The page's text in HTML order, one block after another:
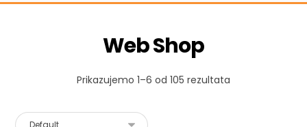
Web Shop
Prikazujemo 1–6 od 105 rezultata